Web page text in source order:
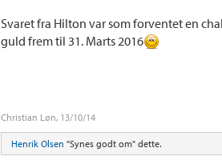
Svaret fra Hilton var som forventet en
guld frem til 31. Marts 2016
Christian Løn, 13/10/14
Henrik Olsen "Synes godt om" dette.